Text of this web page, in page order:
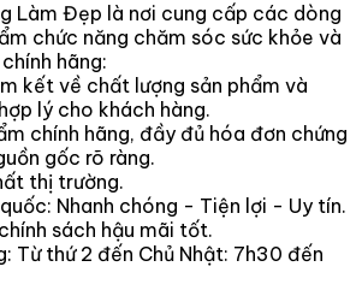
Làm Đẹp là nơi cung cấp các dòng
chức năng chăm sóc sức khỏe và
hãng:
kết về chất lượng sản phẩm và
lý cho khách hàng.
chính hãng, đầy đủ hóa đơn chứng
gốc rõ ràng.
thị trường.
Nhanh chóng - Tiện lợi - Uy tín.
sách hậu mãi tốt.
Từ thứ 2 đến Chủ Nhật: 7h30 đến